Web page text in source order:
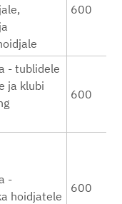
600
- tublidele
ja klubi
600
-
hoidjatele
600